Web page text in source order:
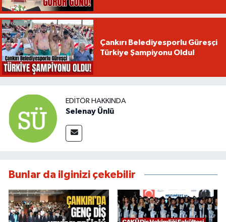
Çankırı Belediyesporlu Güreşçi
Türkiye Şampiyonu Oldu!
EDITÖR HAKKINDA
Selenay Ünlü
Bunlar da ilginizi çekebilir